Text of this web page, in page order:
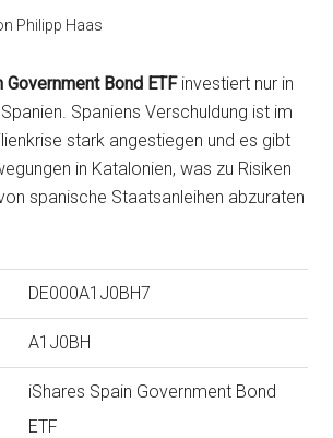
Philipp Haas
Government Bond ETFinvestiert nur in
Spaniens Verschuldung ist im
stark angestiegen und es gibt
in Katalonien, was zu Risiken
spanische Staatsanleihen abzuraten
DE000A1J0BH7
A1J0BH
iShares Spain Government Bond
ETF